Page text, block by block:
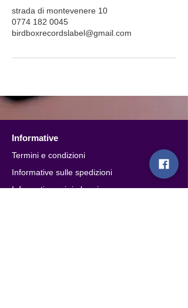
strada di montevenere 10
0774 182 0045
birdboxrecordslabel@gmail.com
Informative
Termini e condizioni
Informative sulle spedizioni
Informativa sui rimborsi e recesso